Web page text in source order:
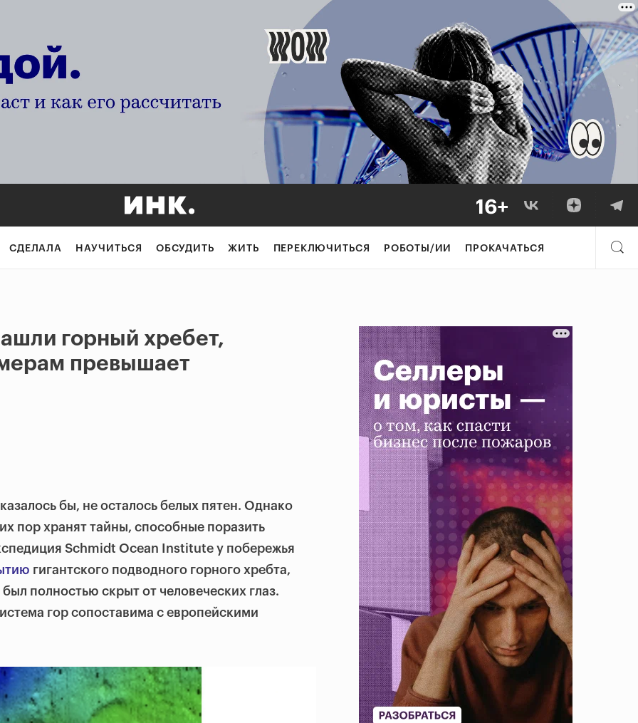
СДЕЛАЛА НАУЧИТЬСЯ ОБСУДИТЬ ЖИТЬ ПЕРЕКЛЮЧИТЬСЯ РОБОТЫ/ИИ ПРОКАЧАТЬСЯ
горный хребет,
превышает
бы, не осталось белых пятен. Однако
пор хранят тайны, способные поразить
Schmidt Ocean Institute у побережья
гигантского подводного горного хребта,
полностью скрыт от человеческих глаз.
гор сопоставима с европейскими